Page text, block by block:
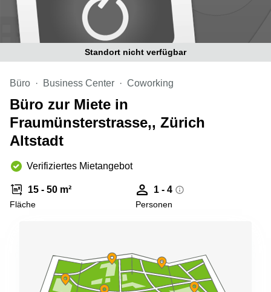
Büro
mieten
Bern
mieten
Luzern
Center
Center
Zug
Grafenauweg
8 Zug
Teichgässlein
29 Basel
Zugerstrasse
32 Baar
13 Wil
Werftestrasse
4 Luzern
Standort nicht verfügbar
Büro Business Center Coworking
Büro zur Miete in
Fraumünsterstrasse,, Zürich
Altstadt
Verifiziertes Mietangebot
15 - 50 m²
Fläche
1 - 4
Personen